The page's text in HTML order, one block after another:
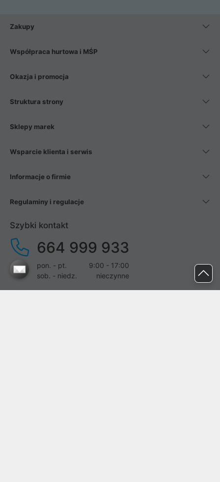
Zakupy
Współpraca hurtowa i MŚP
Okazja i promocja
Struktura strony
Sklepy marek
Wsparcie klienta i serwis
Informacje o firmie
Regulaminy i regulacje
Szybki kontakt
664 999 933
pon. - pt.
9:00 - 17:00
sob. - niedz.
nieczynne